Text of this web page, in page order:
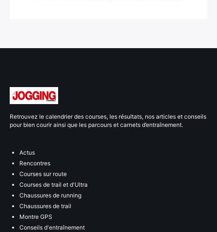
Retrouvez le calendrier des courses, les résultats, nos articles et conseils
pour bien courir ainsi que les parcours et carnets d’entraînement.
Actus
Rencontres
Courses sur route
Courses de trail et d'Ultra
Chaussures de running
Chaussures de trail
Montre GPS
Conseils d'entraînement